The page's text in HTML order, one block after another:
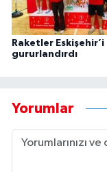
Raketler Eskişehir’i
gururlandırdı
Yorumlar